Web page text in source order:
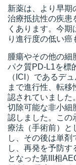
新薬は、より早期
治療抵抗性の疾患
くあります。今
り進行度の低い癌
腫瘍やその他の細
パク質PD-L1を標
（ICI）であるデ
まで進行性、転
認されていました
切除可能な非小細
認しました。この
療法（手術前）と
し、その後は単
し、再発を予防
となった第III相